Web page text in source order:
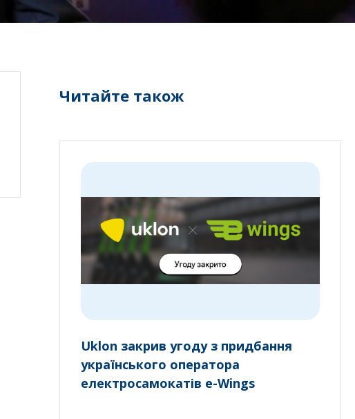
Читайте також
Uklon закрив угоду з придбання
українського оператора
електросамокатів e-Wings